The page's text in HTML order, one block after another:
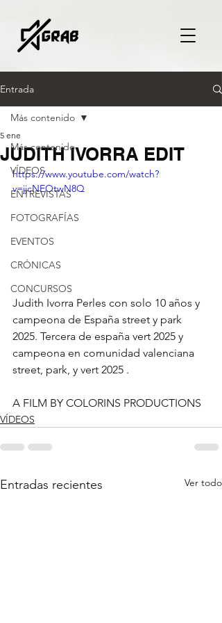
Entrada
Más contenido
VÍDEOS
ENTREVISTAS
FOTOGRAFÍAS
EVENTOS
CRÓNICAS
CONCURSOS
Más contenido
JUDITH IVORRA EDIT
5 ene
https://www.youtube.com/watch?
v=jjcNEOtwN8Q
Judith Ivorra Perles con solo 10 años y
campeona de España street y park
2025. Tercera de españa vert 2025 y
campeona en comunidad valenciana
street, park, y vert 2025 .
A FILM BY COLORINS PRODUCTIONS
VÍDEOS
Entradas recientes Ver todo